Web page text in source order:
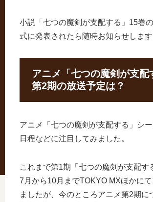
小説「七つの魔剣が支配する」15巻
式に発表されたら随時お知らせします
アニメ「七つの魔剣が支配
第2期の放送予定は？
アニメ「七つの魔剣が支配する」シ
日程などに注目してみました。
これまで第1期「七つの魔剣が支配す
7月から10月までTOKYO MXほかに
ましたが、今のところアニメ第2期に